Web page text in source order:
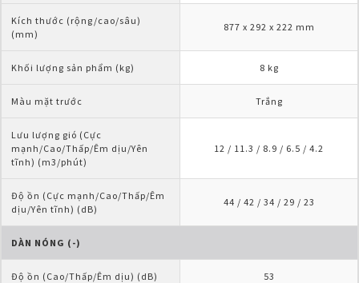
Kích thước (rộng/cao/sâu)
(mm)
877 x 292 x 222 mm
Khối lượng sản phẩm (kg) 8 kg
Màu mặt trước Trắng
Lưu lượng gió (Cực
mạnh/Cao/Thấp/Êm dịu/Yên
tĩnh) (m3/phút)
12 / 11.3 / 8.9 / 6.5 / 4.2
Độ ồn (Cực mạnh/Cao/Thấp/Êm
dịu/Yên tĩnh) (dB)
44 / 42 / 34 / 29 / 23
DÀN NÓNG (-)
Độ ồn (Cao/Thấp/Êm dịu) (dB) 53